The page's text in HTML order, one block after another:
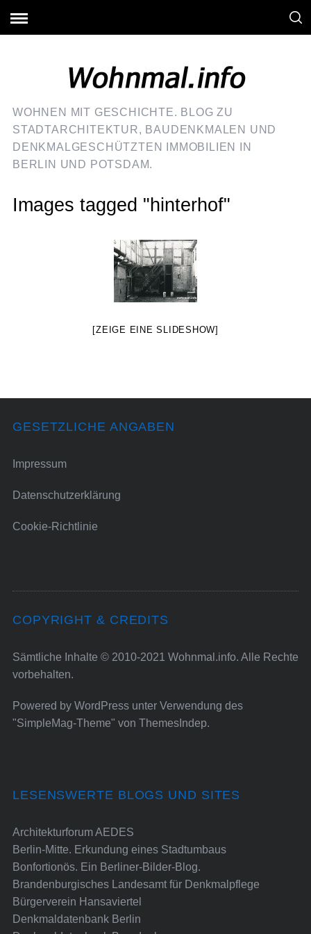
WOHNEN MIT GESCHICHTE. BLOG ZU
STADTARCHITEKTUR, BAUDENKMALEN UND
DENKMALGESCHÜTZTEN IMMOBILIEN IN
BERLIN UND POTSDAM.
Images tagged "hinterhof"
[ZEIGE EINE SLIDESHOW]
GESETZLICHE ANGABEN
Impressum
Datenschutzerklärung
Cookie-Richtlinie
COPYRIGHT & CREDITS
Sämtliche Inhalte © 2010-2021 Wohnmal.info. Alle Rechte
vorbehalten.
Powered by WordPressunter Verwendung des
"SimpleMag-Theme" von ThemesIndep.
LESENSWERTE BLOGS UND SITES
Architekturforum AEDES
Berlin-Mitte. Erkundung eines Stadtumbaus
Bonfortionös. Ein Berliner-Bilder-Blog.
Brandenburgisches Landesamt für Denkmalpflege
Bürgerverein Hansaviertel
Denkmaldatenbank Berlin